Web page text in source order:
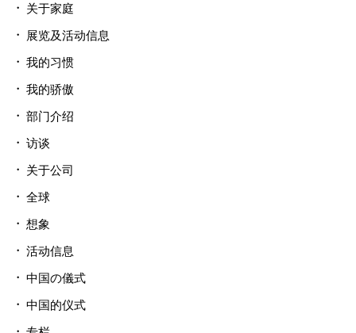
关于家庭
展览及活动信息
我的习惯
我的骄傲
部门介绍
访谈
关于公司
全球
想象
活动信息
中国の儀式
中国的仪式